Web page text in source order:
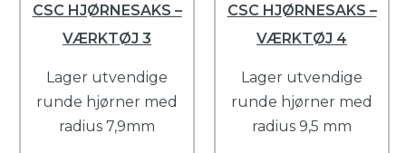
CSC HJØRNESAKS –
VÆRKTØJ 3
Lager utvendige
runde hjørner med
radius 7,9mm
CSC HJØRNESAKS –
VÆRKTØJ 4
Lager utvendige
runde hjørner med
radius 9,5 mm